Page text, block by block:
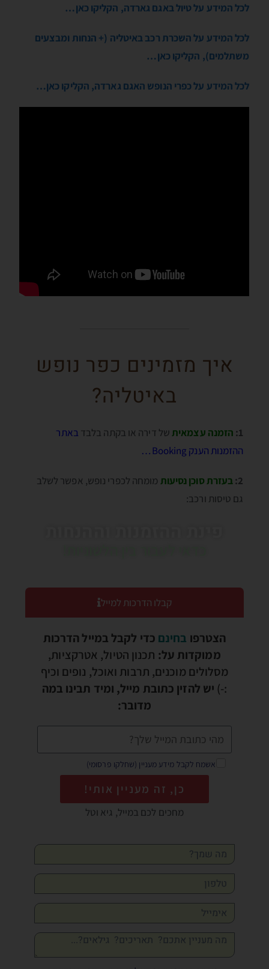
לכל המידע על טיול באגם גארדה, הקליקו כאן…
לכל המידע על השכרת רכב באיטליה (+ הנחות ומבצעים
משתלמים), הקליקו כאן…
לכל המידע על כפרי הנופש האגם גארדה, הקליקו כאן…
איך מזמינים כפר נופש
באיטליה?
1: הזמנה עצמאיתשל דירה או בקתה בלבד באתר
ההזמנות הענק Booking…
2: בעזרת סוכן נסיעות מומחה לכפרי נופש, אפשר לשלב
גם טיסות ורכב:
קבלו הדרכות למייל
הצטרפו בחינם כדי לקבל במייל הדרכות
ממוקדות על: תכנון הטיול, אטרקציות,
מסלולים מוכנים, תרבות ואוכל, נופים וכיף
:-) יש להזין כתובת מייל, ומיד תבינו במה
מדובר:
אשמח לקבל מידע מעניין (שחלקו פרסומי)
כן, זה מעניין אותי!
מחכים לכם במייל, גיא וטל